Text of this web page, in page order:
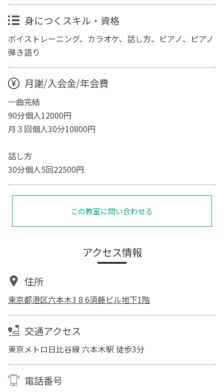
身につくスキル・資格
ボイストレーニング、カラオケ、話し方、ピアノ、ピアノ
弾き語り
月謝/入会金/年会費
一曲完結
90分個人12000円
月３回個人30分10800円
話し方
30分個人5回22500円
この教室に問い合わせる
アクセス情報
住所
東京都港区六本木3 8 6須藤ビル地下1階
交通アクセス
東京メトロ日比谷線 六本木駅 徒歩3分
電話番号